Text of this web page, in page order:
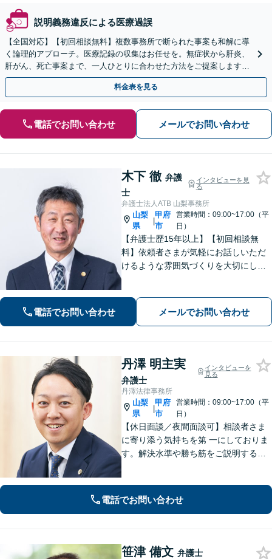
説明義務違反による医療過誤
【全国対応】【初回相談無料】複数事務所で断られた事案も和解に導
く論理的アプローチ。医療記録の収集はお任せを。無症状から肝炎、
肝がん、死亡事案まで、一人ひとりに合わせた方法をご提案します。
手続きの負担を減らし、権利を守ります。
料金表を見る
電話でお問い合わせ メールでお問い合わせ
木下 徹 弁護
士
インタビューを見
る
弁護士法人ATB 山梨事務所
山梨
県
|
甲府
市
営業時間：09:00~17:00（平
日）
【弁護士歴15年以上】【初回相談無
料】依頼者さまが気軽にお話しいただ
けるような雰囲気づくりを大切にして
お困りの方はぜひ一度ご相談くださ
い。【電話・メール・WEB相談可】
電話でお問い合わせ メールでお問い合わせ
丹澤 明主実
弁護士
インタビューを
見る
丹澤法律事務所
山梨
県
|
甲府
市
営業時間：09:00~17:00（平
日）
【休日面談／夜間面談可】相談者さま
に寄り添う気持ちを第 一にしておりま
す。解決水準や勝ち筋をご説明する際
も、ぜひご相談ください。
電話でお問い合わせ
笹津 備文 弁護士